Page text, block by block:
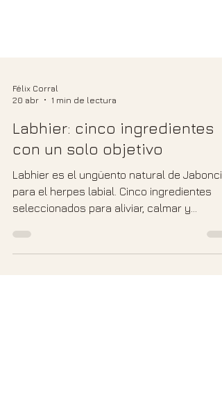
20 abr
1 min de lectura
Labhier: cinco ingredientes
con un solo objetivo
Labhier es el ungüento natural de
seleccionados para aliviar, calmar y
proteger la zona mientras el cuerpo